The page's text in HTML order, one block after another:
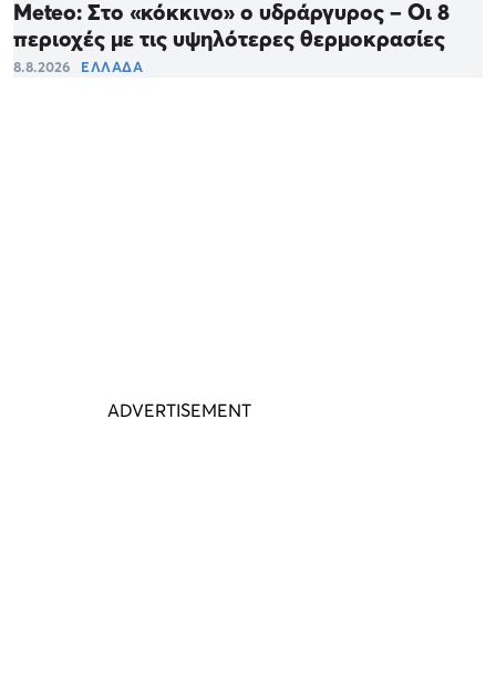
Meteo: Στο «κόκκινο» ο υδράργυρος – Οι 8
περιοχές με τις υψηλότερες θερμοκρασίες
8.8.2026 ΕΛΛΑΔΑ